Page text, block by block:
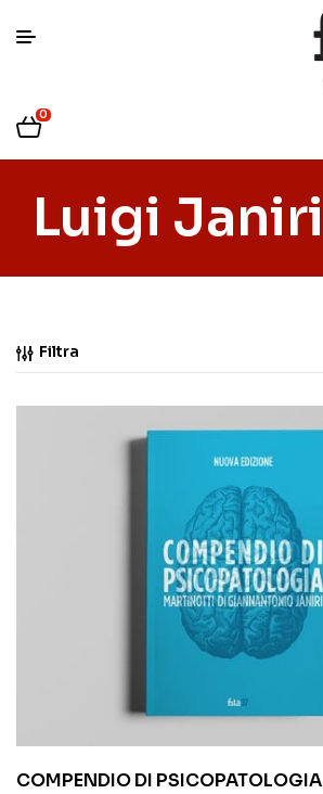
0
Luigi Janiri
Filtra
COMPENDIO DI PSICOPATOLOGIA